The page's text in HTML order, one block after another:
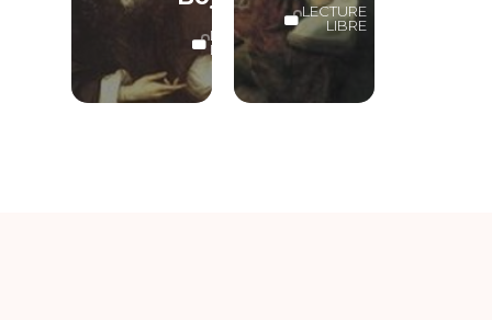
LECTURE
LIBRE
LECTURE
LIBRE